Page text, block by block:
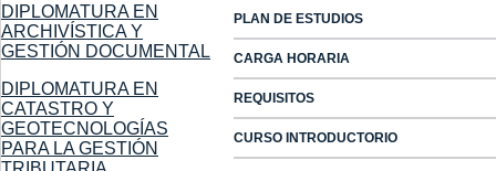
DIPLOMATURA EN
ARCHIVÍSTICA Y
GESTIÓN DOCUMENTAL
DIPLOMATURA EN
CATASTRO Y
GEOTECNOLOGÍAS
PARA LA GESTIÓN
PLAN DE ESTUDIOS
CARGA HORARIA
REQUISITOS
CURSO INTRODUCTORIO